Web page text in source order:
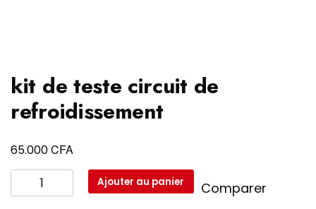
kit de teste circuit de
refroidissement
65.000CFA
quantité
de
Ajouter au panier Comparer